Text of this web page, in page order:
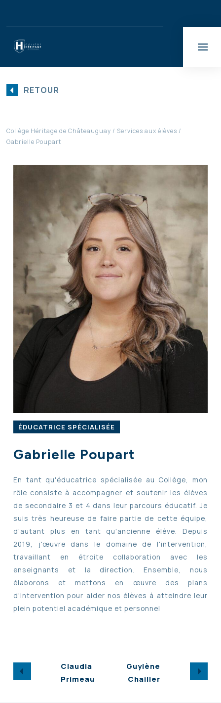
RETOUR
Collège Héritage de Châteauguay
Services aux élèves
Gabrielle Poupart
ÉDUCATRICE SPÉCIALISÉE
Gabrielle Poupart
En tant qu'éducatrice spécialisée au Collège, mon
rôle consiste à accompagner et soutenir les élèves
de secondaire 3 et 4 dans leur parcours éducatif. Je
suis très heureuse de faire partie de cette équipe,
d'autant plus en tant qu'ancienne élève. Depuis
2019, j'œuvre dans le domaine de l'intervention,
travaillant en étroite collaboration avec les
enseignants et la direction. Ensemble, nous
élaborons et mettons en œuvre des plans
d'intervention pour aider nos élèves à atteindre leur
plein potentiel académique et personnel
Claudia
Primeau
Guylène
Chailler